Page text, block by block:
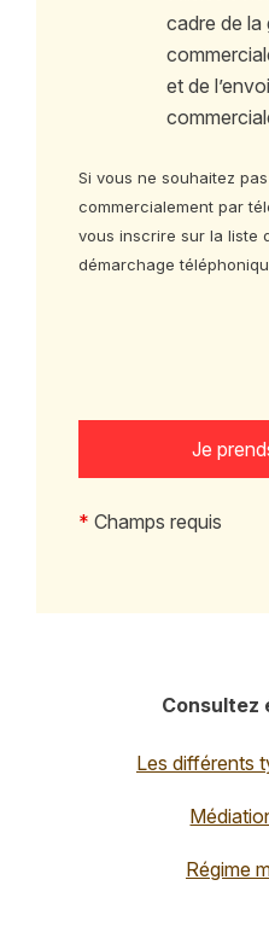
cadre de la
et de
Si vous ne souhaitez
commercialement par
vous inscrire sur la liste
démarchage
* Champs requis
Consultez
Les différents
Régime